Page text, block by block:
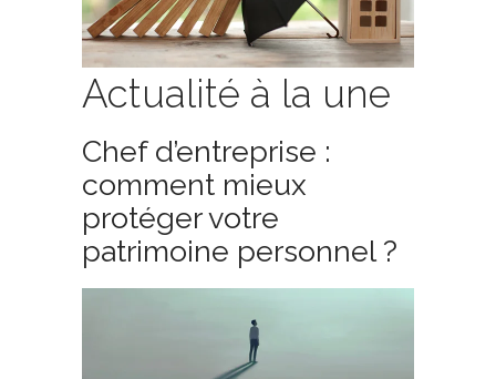
Actualité à la une
Chef d’entreprise :
comment mieux
protéger votre
patrimoine personnel ?